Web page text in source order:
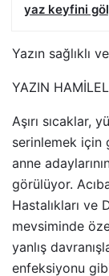
yaz keyfini
Yazın sağlıklı
YAZIN
Aşırı sıcaklar,
serinlemek için
anne
görülüyor.
Hastalıkları ve
mevsiminde
yanlış
enfeksiyonu